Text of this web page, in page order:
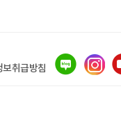
보취급방침